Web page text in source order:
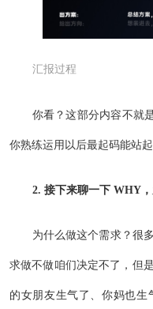
汇报过程
你看？这部分内容不就
你熟练运用以后最起码能站起
2. 接下来聊一下 WHY，
为什么做这个需求？很
求做不做咱们决定不了，但
的女朋友生气了、你妈也